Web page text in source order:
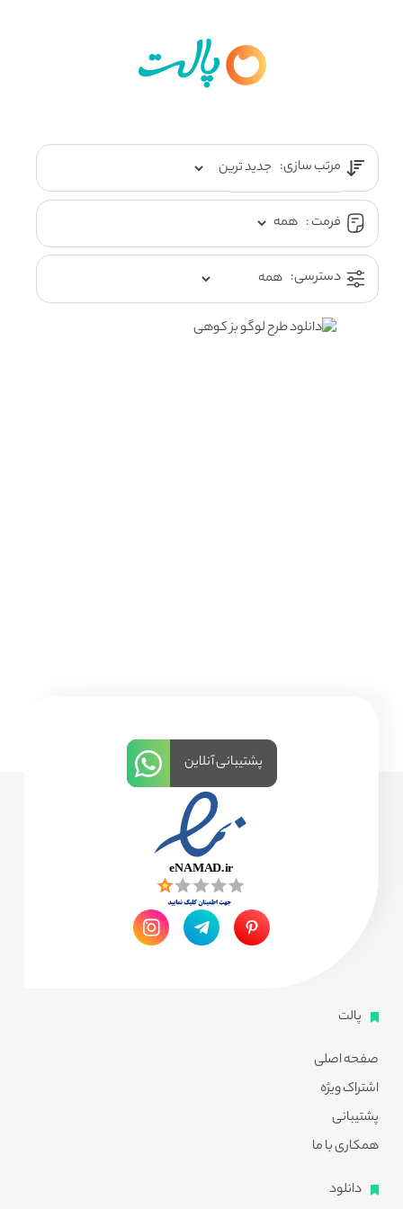
مرتب سازی:
فرمت :
دسترسی:
پالت
صفحه اصلی
اشتراک ویژه
پشتیبانی
همکاری با ما
دانلود
پشتیبانی آنلاین